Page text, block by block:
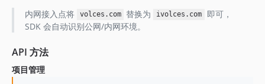
内网接入点将 volces.com 替换为 ivolces.com
即可，
SDK 会自动识别公网/内网环境。
API 方法
项目管理